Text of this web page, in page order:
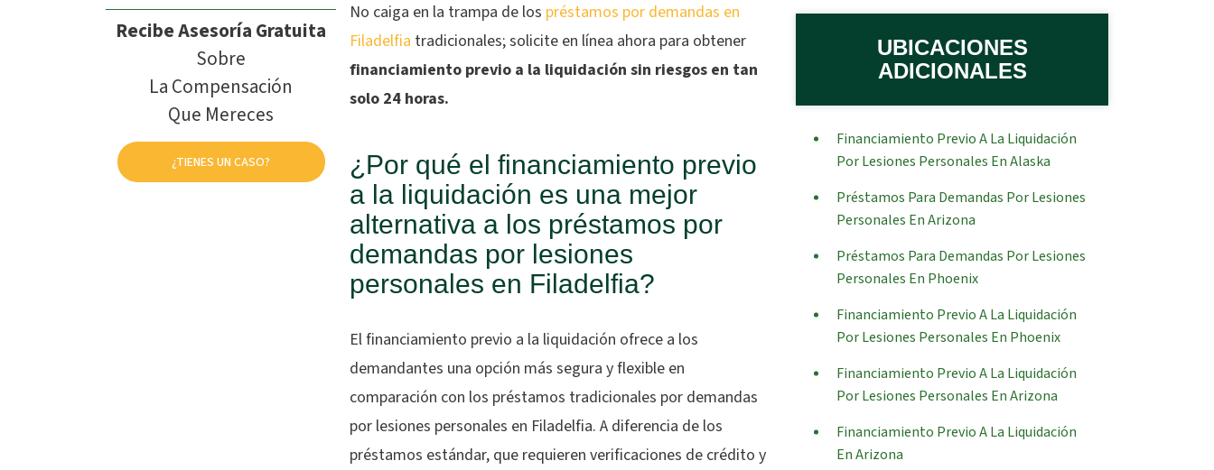
Recibe Asesoría Gratuita
Sobre
La Compensación
Que Mereces
¿TIENES UN CASO?
No caiga en la trampa de los préstamos por demandas en
Filadelfia tradicionales; solicite en línea ahora para obtener
financiamiento previo a la liquidación sin riesgos en tan
solo 24 horas.
¿Por qué el financiamiento previo
a la liquidación es una mejor
alternativa a los préstamos por
demandas por lesiones
personales en Filadelfia?
El financiamiento previo a la liquidación ofrece a los
demandantes una opción más segura y flexible en
comparación con los préstamos tradicionales por demandas
por lesiones personales en Filadelfia. A diferencia de los
préstamos estándar, que requieren verificaciones de crédito y
UBICACIONES
ADICIONALES
Financiamiento Previo A La Liquidación
Por Lesiones Personales En Alaska
Préstamos Para Demandas Por Lesiones
Personales En Arizona
Préstamos Para Demandas Por Lesiones
Personales En Phoenix
Financiamiento Previo A La Liquidación
Por Lesiones Personales En Phoenix
Financiamiento Previo A La Liquidación
Por Lesiones Personales En Arizona
Financiamiento Previo A La Liquidación
En Arizona